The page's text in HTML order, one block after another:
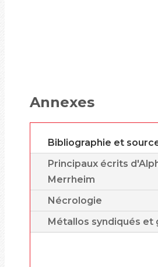
Annexes
Bibliographie et
Principaux écrits
Merrheim
Nécrologie
Métallos syndiqués et